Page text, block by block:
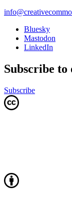
Bluesky
Mastodon
LinkedIn
Subscribe
Subscribe